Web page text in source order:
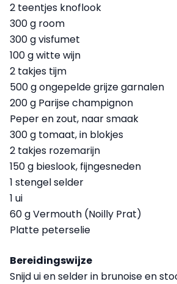
2 teentjes knoflook
300 g room
300 g visfumet
100 g witte wijn
2 takjes tijm
500 g ongepelde grijze garnalen
200 g Parijse champignon
Peper en zout, naar smaak
300 g tomaat, in blokjes
2 takjes rozemarijn
150 g bieslook, fijngesneden
1 stengel selder
1 ui
60 g Vermouth (Noilly Prat)
Platte peterselie
Bereidingswijze
Snijd ui en selder in brunoise en